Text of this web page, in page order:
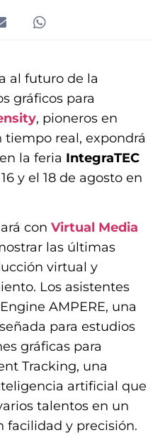
al futuro de la
gráficos para
, pioneros en
tiempo real, expondrá
la feria IntegraTEC
y el 18 de agosto en
con Virtual Media
las últimas
virtual y
Los asistentes
AMPERE, una
para estudios
gráficas para
Tracking, una
artificial que
talentos en un
facilidad y precisión.